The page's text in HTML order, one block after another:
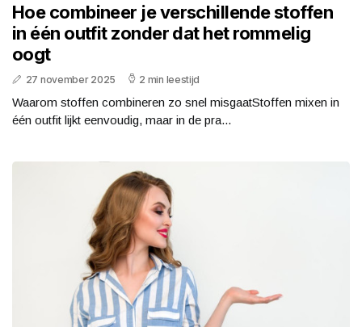
Hoe combineer je verschillende stoffen
in één outfit zonder dat het rommelig
oogt
27 november 2025 2 min leestijd
Waarom stoffen combineren zo snel misgaatStoffen mixen in
één outfit lijkt eenvoudig, maar in de pra...